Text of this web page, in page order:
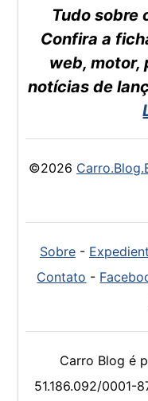
Tudo sobre
Confira a
web, motor,
notícias de
©2026
Sobre-
Contato -
Carro Blog é
51.186.092/0001-